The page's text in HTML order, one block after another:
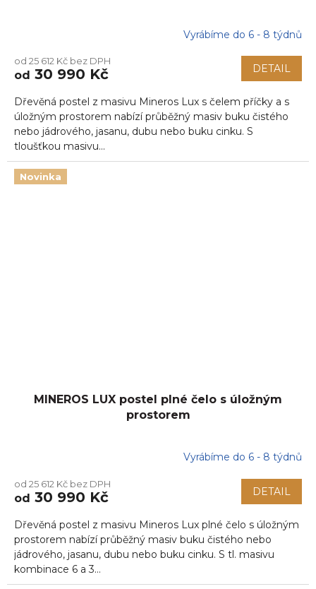
Vyrábíme do 6 - 8 týdnů
od 25 612 Kč bez DPH
od 30 990 Kč DETAIL
Dřevěná postel z masivu Mineros Lux s čelem příčky a s
úložným prostorem nabízí průběžný masiv buku čistého
nebo jádrového, jasanu, dubu nebo buku cinku. S
tloušťkou masivu...
Novinka
MINEROS LUX postel plné čelo s úložným
prostorem
Vyrábíme do 6 - 8 týdnů
od 25 612 Kč bez DPH
od 30 990 Kč DETAIL
Dřevěná postel z masivu Mineros Lux plné čelo s úložným
prostorem nabízí průběžný masiv buku čistého nebo
jádrového, jasanu, dubu nebo buku cinku. S tl. masivu
kombinace 6 a 3...